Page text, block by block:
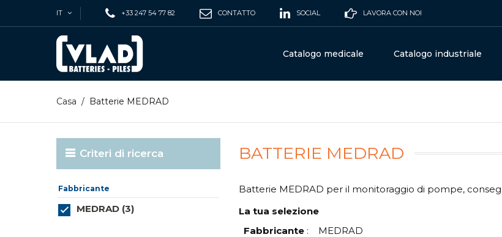
IT +33 247 54 77 82 CONTATTO SOCIAL LAVORA CON NOI
Catalogo medicale Catalogo industriale
Casa / Batterie MEDRAD
Criteri di ricerca
Fabbricante
MEDRAD (3)
BATTERIE MEDRAD
Batterie MEDRAD per il monitoraggio di pompe,
La tua selezione
Fabbricante: MEDRAD